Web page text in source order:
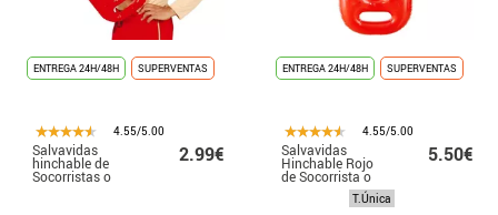
ENTREGA 24H/48H SUPERVENTAS
4.55/5.00
Salvavidas
hinchable de
Socorristas o
2.99€
ENTREGA 24H/48H SUPERVENTAS
4.55/5.00
Salvavidas
Hinchable Rojo
de Socorrista o
Vigilante de la
Playa de 73 cm
5.50€
T.Única